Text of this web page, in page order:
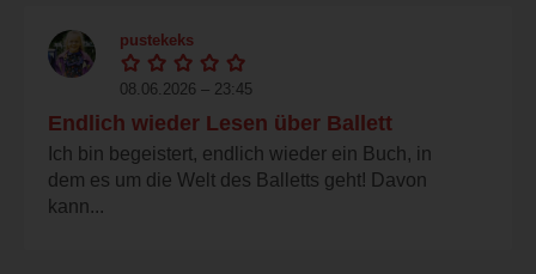
pustekeks
08.06.2026 – 23:45
Endlich wieder Lesen über Ballett
Ich bin begeistert, endlich wieder ein Buch, in
dem es um die Welt des Balletts geht! Davon
kann...